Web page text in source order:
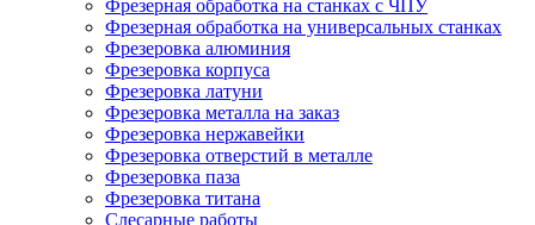
Фрезерная обработка на станках с ЧПУ
Фрезерная обработка на универсальных станках
Фрезеровка алюминия
Фрезеровка корпуса
Фрезеровка латуни
Фрезеровка металла на заказ
Фрезеровка нержавейки
Фрезеровка отверстий в металле
Фрезеровка паза
Фрезеровка титана
Слесарные работы